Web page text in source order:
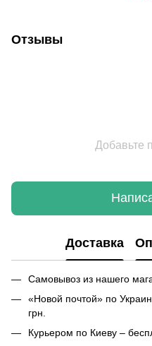
Отзывы
Добавьте
Доставка
Самовывоз из нашего
«Новой почтой» по
грн.
Курьером по Киеву –